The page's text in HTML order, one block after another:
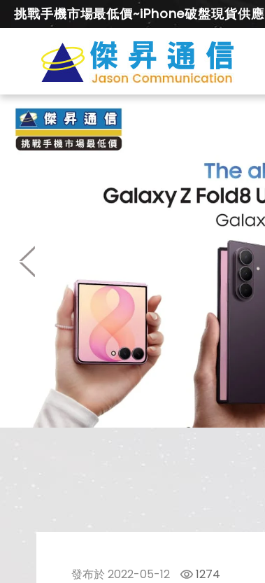
挑戰手機市場最低價~iPhone破盤現貨供應
發布於 2022-05-12 1274